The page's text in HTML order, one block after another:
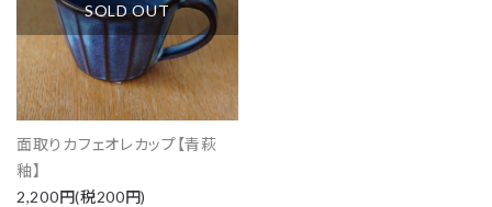
SOLD OUT
面取りカフェオレカップ【青萩
釉】
2,200円(税200円)